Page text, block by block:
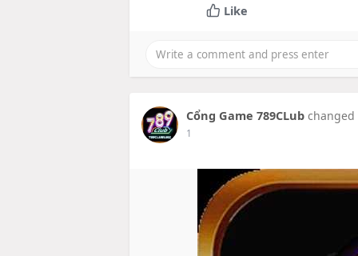
Like
Cổng Game 789CLub
1